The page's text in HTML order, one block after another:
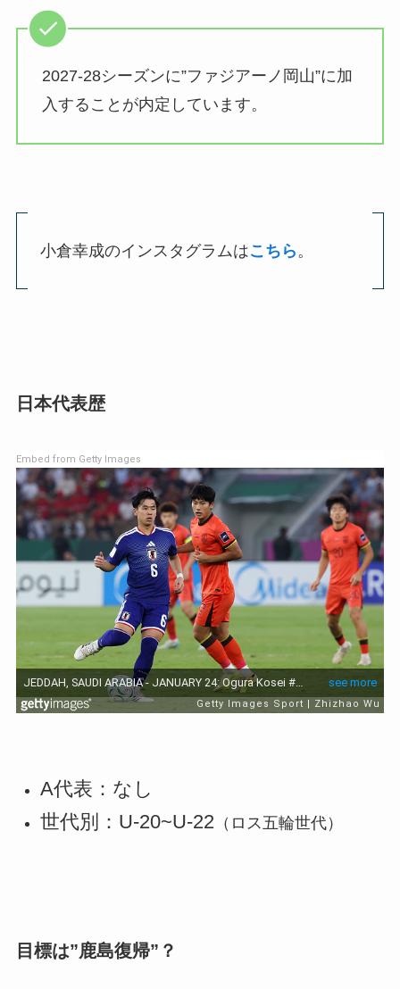
2027-28シーズンに”ファジアーノ岡山”に加
入することが内定しています。
小倉幸成のインスタグラムはこちら。
日本代表歴
Embed from Getty Images
A代表：なし
世代別：U-20~U-22（ロス五輪世代）
目標は”鹿島復帰”？